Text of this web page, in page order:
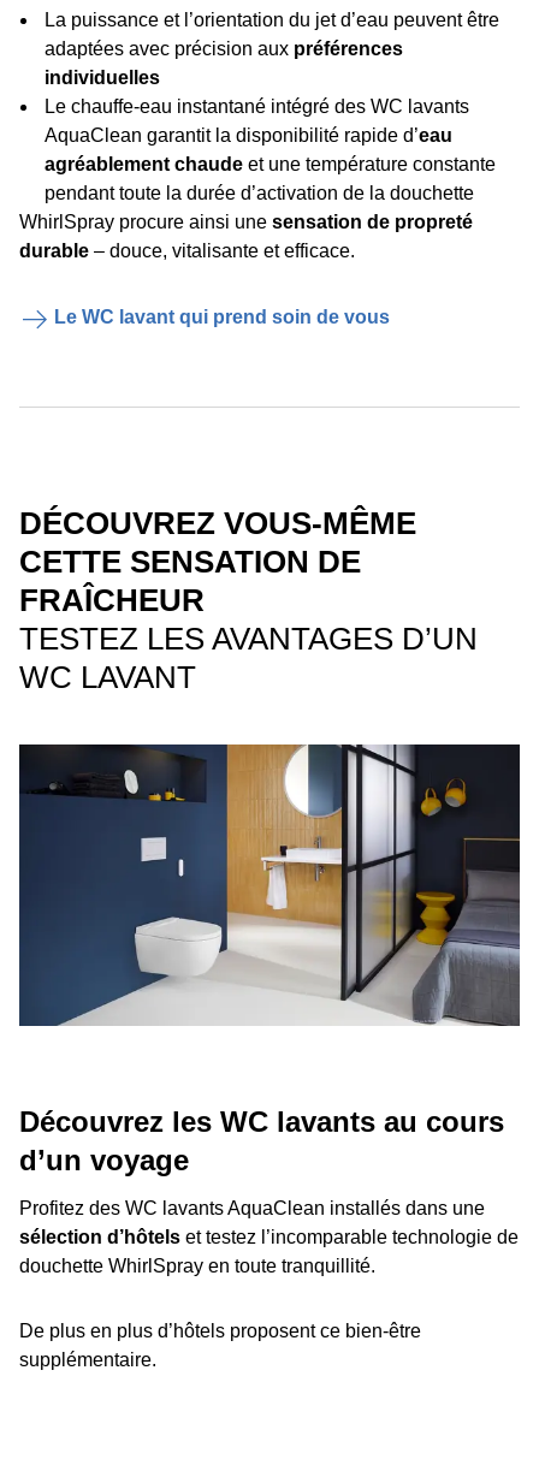
La puissance et l’orientation du jet d’eau peuvent être
adaptées avec précision aux préférences
individuelles
Le chauffe-eau instantané intégré des WC lavants
AquaClean garantit la disponibilité rapide d’eau
agréablement chaude et une température constante
pendant toute la durée d’activation de la douchette
WhirlSpray procure ainsi une sensation de propreté
durable – douce, vitalisante et efficace.
Le WC lavant qui prend soin de vous
DÉCOUVREZ VOUS-MÊME
CETTE SENSATION DE
FRAÎCHEUR
TESTEZ LES AVANTAGES D’UN
WC LAVANT
Découvrez les WC lavants au cours
d’un voyage
Profitez des WC lavants AquaClean installés dans une
sélection d’hôtels et testez l’incomparable technologie de
douchette WhirlSpray en toute tranquillité.
De plus en plus d’hôtels proposent ce bien-être
supplémentaire.